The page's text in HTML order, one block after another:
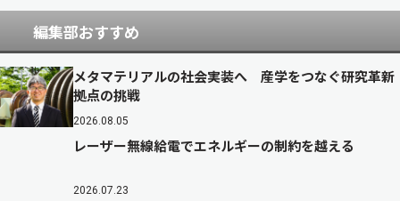
編集部おすすめ
メタマテリアルの社会実装へ 産学をつなぐ研究革新
拠点の挑戦
2026.08.05
レーザー無線給電でエネルギーの制約を越える
2026.07.23